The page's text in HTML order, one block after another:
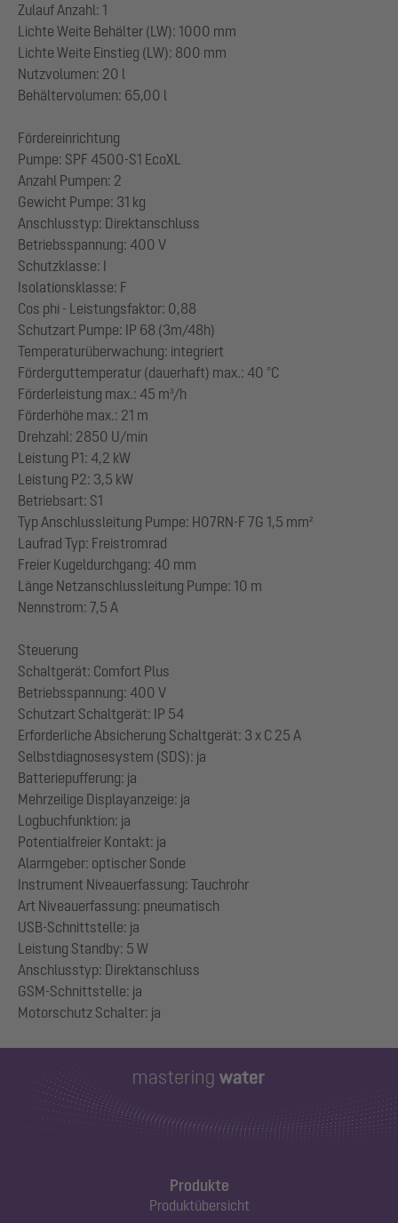
Zulauf Anzahl: 1
Lichte Weite Behälter (LW): 1000 mm
Lichte Weite Einstieg (LW): 800 mm
Nutzvolumen: 20 l
Behältervolumen: 65,00 l
Fördereinrichtung
Pumpe: SPF 4500-S1 EcoXL
Anzahl Pumpen: 2
Gewicht Pumpe: 31 kg
Anschlusstyp: Direktanschluss
Betriebsspannung: 400 V
Schutzklasse: I
Isolationsklasse: F
Cos phi - Leistungsfaktor: 0,88
Schutzart Pumpe: IP 68 (3m/48h)
Temperaturüberwachung: integriert
Förderguttemperatur (dauerhaft) max.: 40 °C
Förderleistung max.: 45 m³/h
Förderhöhe max.: 21 m
Drehzahl: 2850 U/min
Leistung P1: 4,2 kW
Leistung P2: 3,5 kW
Betriebsart: S1
Typ Anschlussleitung Pumpe: H07RN-F 7G 1,5 mm²
Laufrad Typ: Freistromrad
Freier Kugeldurchgang: 40 mm
Länge Netzanschlussleitung Pumpe: 10 m
Nennstrom: 7,5 A
Steuerung
Schaltgerät: Comfort Plus
Betriebsspannung: 400 V
Schutzart Schaltgerät: IP 54
Erforderliche Absicherung Schaltgerät: 3 x C 25 A
Selbstdiagnosesystem (SDS): ja
Batteriepufferung: ja
Mehrzeilige Displayanzeige: ja
Logbuchfunktion: ja
Potentialfreier Kontakt: ja
Alarmgeber: optischer Sonde
Instrument Niveauerfassung: Tauchrohr
Art Niveauerfassung: pneumatisch
USB-Schnittstelle: ja
Leistung Standby: 5 W
Anschlusstyp: Direktanschluss
GSM-Schnittstelle: ja
Produkte
Produktübersicht